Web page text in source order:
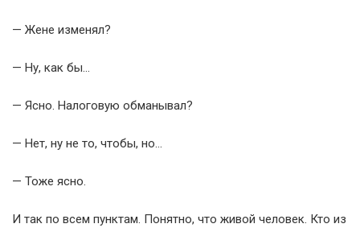
— Жене изменял?
— Ну, как бы…
— Ясно. Налоговую обманывал?
— Нет, ну не то, чтобы, но…
— Тоже ясно.
И так по всем пунктам. Понятно, что живой человек. Кто из